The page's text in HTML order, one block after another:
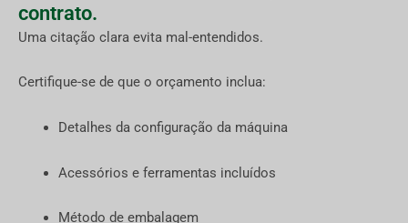
contrato.
Uma citação clara evita mal-entendidos.
Certifique-se de que o orçamento inclua:
Detalhes da configuração da máquina
Acessórios e ferramentas incluídos
Método de embalagem